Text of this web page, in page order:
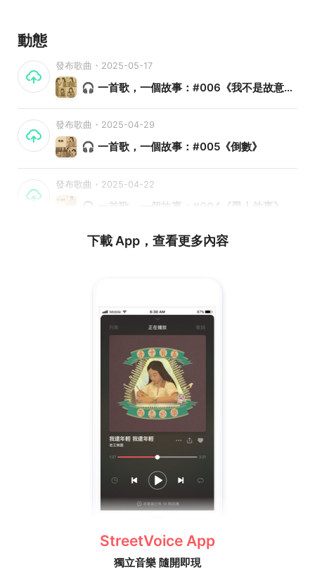
動態
發布歌曲・2025-05-17
🎧 一首歌，一個故事：#006《我不是故意不快樂》
發布歌曲・2025-04-29
🎧 一首歌，一個故事：#005《倒數》
發布歌曲・2025-04-22
🎧 一首歌，一個故事：#004《尋人啟事》
下載 App，查看更多內容
StreetVoice App
獨立音樂 隨開即現